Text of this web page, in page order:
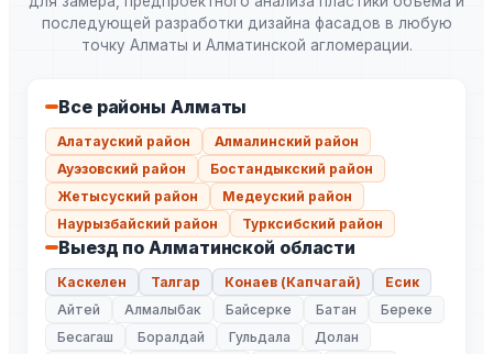
последующей разработки дизайна фасадов в любую
точку Алматы и Алматинской агломерации.
Все районы Алматы
Алатауский район
Алмалинский район
Ауэзовский район
Бостандыкский район
Жетысуский район
Медеуский район
Наурызбайский район
Турксибский район
Выезд по Алматинской области
Каскелен Талгар Конаев (Капчагай)
Есик
Айтей
Алмалыбак Байсерке Батан
Береке
Бесагаш
Боралдай Гульдала
Долан